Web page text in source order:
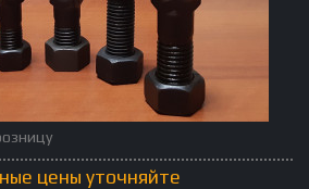
цены уточняйте